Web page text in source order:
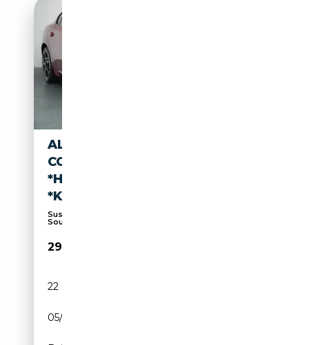
ALFA ROMEO GIULIA
COMPETIZIONE
*HARMAN&KARDON*MEMORY
*KAMERA
Suspension sport, Sièges électriques,
Soundsystem,...
29 999€
22 080 km
05/2023